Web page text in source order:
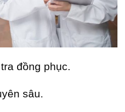
đồng phục.
sâu.